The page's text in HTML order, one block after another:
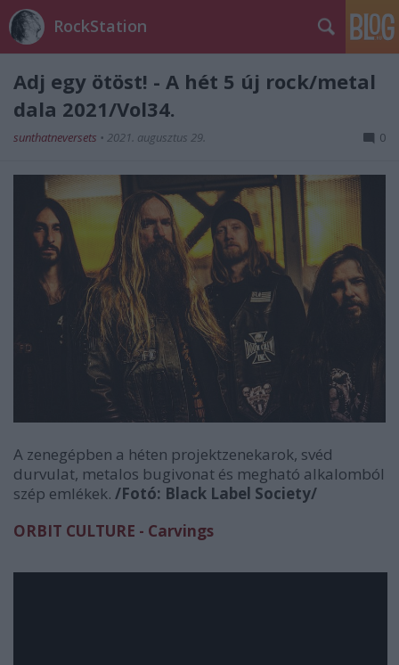
RockStation
Adj egy ötöst! - A hét 5 új rock/metal
dala 2021/Vol34.
sunthatneversets • 2021. augusztus 29. 0
A zenegépben a héten projektzenekarok, svéd
durvulat, metalos bugivonat és megható alkalomból
szép emlékek. /Fotó: Black Label Society/
ORBIT CULTURE - Carvings